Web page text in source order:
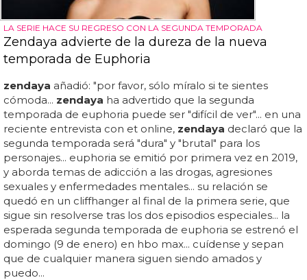
LA SERIE HACE SU REGRESO CON LA SEGUNDA TEMPORADA
Zendaya advierte de la dureza de la nueva
temporada de Euphoria
zendaya añadió: "por favor, sólo míralo si te sientes
cómoda... zendaya ha advertido que la segunda
temporada de euphoria puede ser "difícil de ver"... en una
reciente entrevista con et online, zendaya declaró que la
segunda temporada será "dura" y "brutal" para los
personajes... euphoria se emitió por primera vez en 2019,
y aborda temas de adicción a las drogas, agresiones
sexuales y enfermedades mentales... su relación se
quedó en un cliffhanger al final de la primera serie, que
sigue sin resolverse tras los dos episodios especiales... la
esperada segunda temporada de euphoria se estrenó el
domingo (9 de enero) en hbo max... cuídense y sepan
que de cualquier manera siguen siendo amados y
puedo...